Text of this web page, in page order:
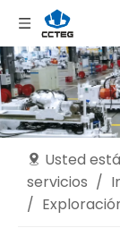
Usted
servicios /
/